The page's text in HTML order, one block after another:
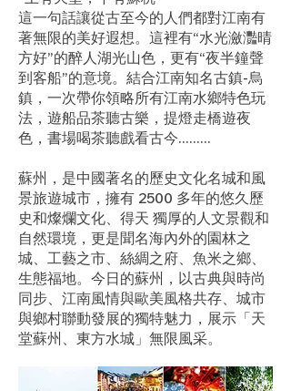
這一句話讓從古至今的人們都對江南有
著無限的美好遐想。這裡有“水光瀲灩晴
方好”的醉人湖光山色，更有“夜半鐘聲
到客船”的意境。結合江南知名古鎮-烏
鎮，一次帶你領略所有江南水鄉特色玩
法，遊船品茶聽古樂，提燈走橋遊夜
色，書場喝茶聽戲看古今.........
蘇州，是中國著名的歷史文化名城和風
景旅遊城市，擁有 2500 多年的悠久歷
史和燦爛文化、得天 獨厚的人文景觀和
自然環境，更是聞名海內外的園林之
城、工藝之市、絲綢之府、魚米之鄉、
生態福地。今日的蘇州，以古典與時尚
同步、江南風情與歐美風格共存、城市
與鄉村聯動發展的獨特魅力，展示「天
堂蘇州、東方水城」無限風采。